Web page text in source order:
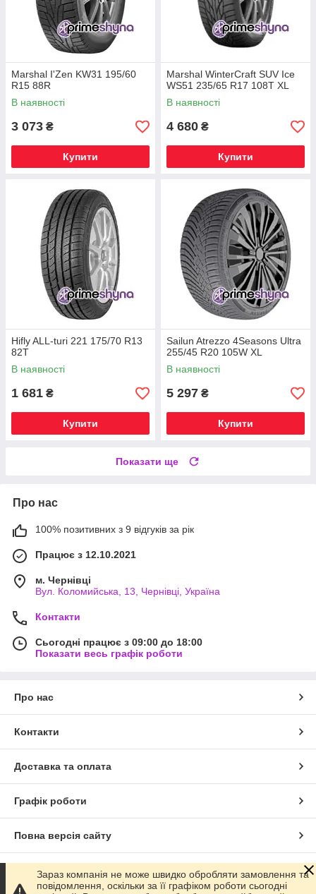
Marshal I'Zen KW31 195/60
R15 88R
В наявності
3 073 ₴
Купити
Marshal WinterCraft SUV Ice
WS51 235/65 R17 108T XL
В наявності
4 680 ₴
Купити
Hifly ALL-turi 221 175/70 R13
82T
В наявності
1 681 ₴
Купити
Sailun Atrezzo 4Seasons Ultra
255/45 R20 105W XL
В наявності
5 297 ₴
Купити
Показати ще
Про нас
100% позитивних з 9 відгуків за рік
Працює з 12.10.2021
м. Чернівці
Вул. Коломийська, 13, Чернівці, Україна
Контакти
Сьогодні працює з 09:00 до 18:00
Показати весь графік роботи
Про нас
Контакти
Доставка та оплата
Графік роботи
Повна версія сайту
Сайт створено на маркетплейсіProm.ua
Зараз компанія не може швидко обробляти замовлення та
повідомлення, оскільки за її графіком роботи сьогодні